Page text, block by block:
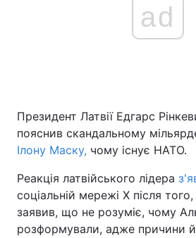
Головна Війна
Україна
Економіка Світ
ad
Президент Латвії Едгарс
пояснив скандальному
Ілону Маску, чому існує НАТО.
Реакція латвійського лідера
соціальній мережі X після
заявив, що не розуміє, чому
розформували, адже причини